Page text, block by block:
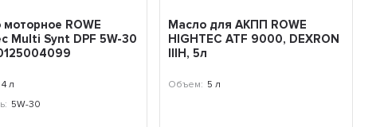
ROWE
Multi Synt DPF 5W-30
4 л
5W-30
Масло для АКПП ROWE
HIGHTEC ATF 9000, DEXRON
IIIH, 5л
Объем: 5 л